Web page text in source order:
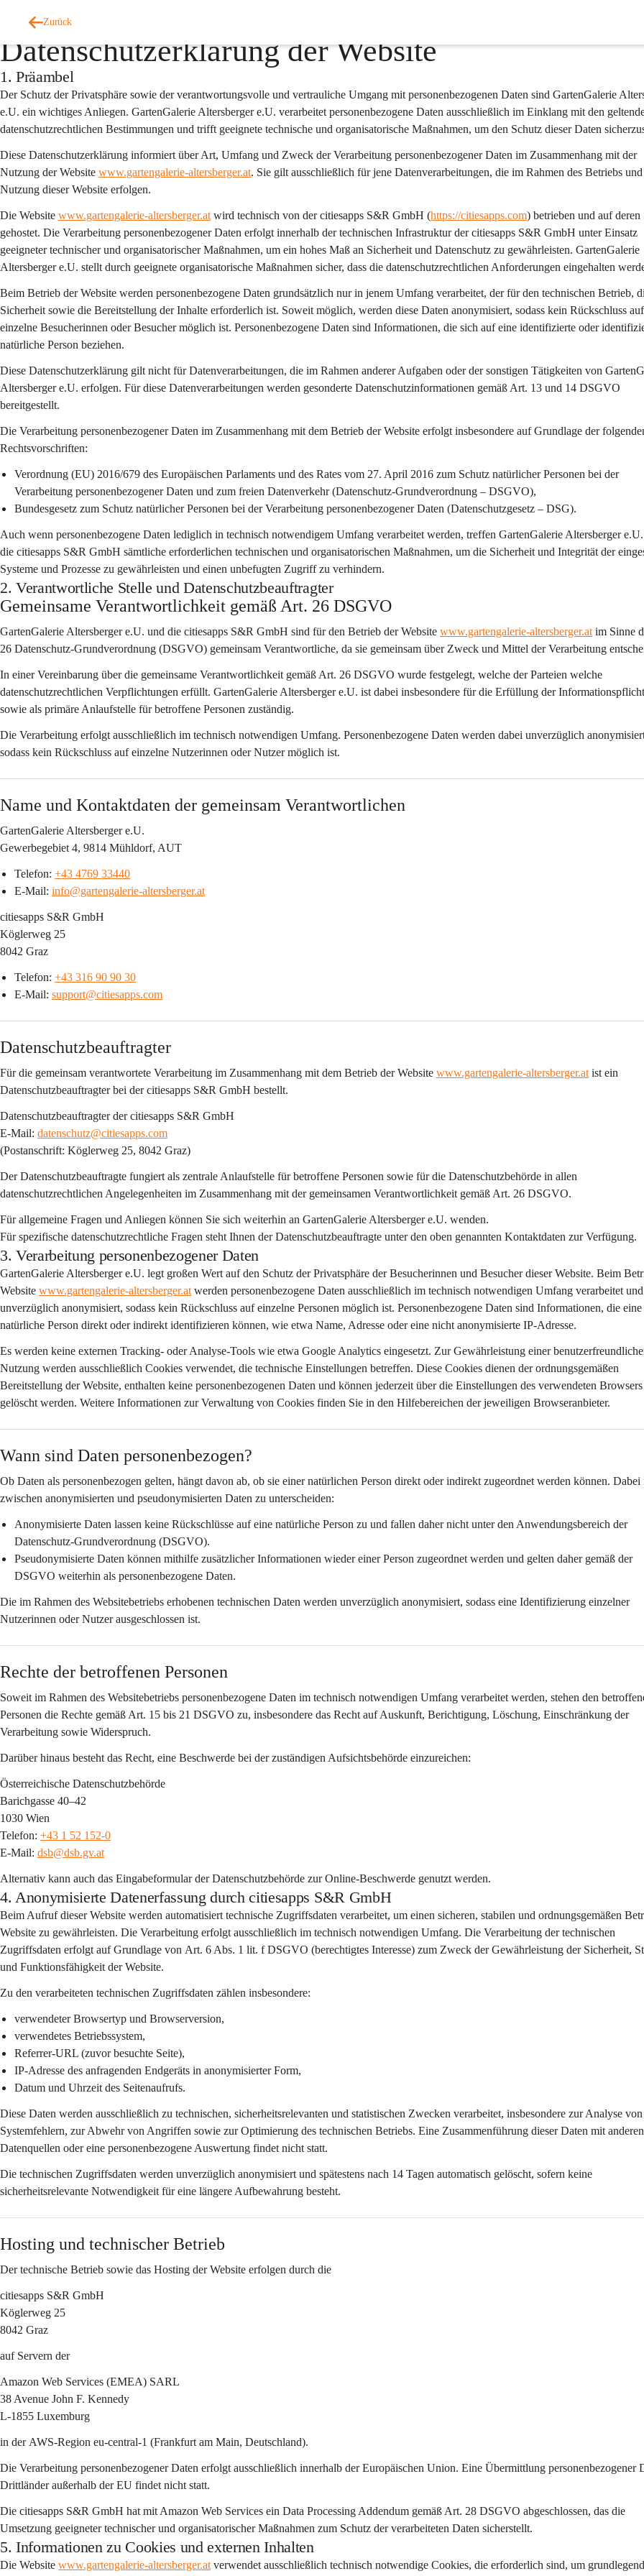
Zurück
Datenschutzerklärung der Website
1. Präambel
Der Schutz der Privatsphäre sowie der verantwortungsvolle und vertrauliche Umgang mit personenbezogenen Daten sind GartenGalerie
e.U. ein wichtiges Anliegen. GartenGalerie Altersberger e.U. verarbeitet personenbezogene Daten ausschließlich im Einklang mit den
datenschutzrechtlichen Bestimmungen und trifft geeignete technische und organisatorische Maßnahmen, um den Schutz dieser Daten
Diese Datenschutzerklärung informiert über Art, Umfang und Zweck der Verarbeitung personenbezogener Daten im Zusammenhang mit der
Nutzung der Website www.gartengalerie-altersberger.at. Sie gilt ausschließlich für jene Datenverarbeitungen, die im Rahmen des Betriebs
Nutzung dieser Website erfolgen.
Die Website www.gartengalerie-altersberger.at wird technisch von der citiesapps S&R GmbH (https://citiesapps.com) betrieben und auf deren
gehostet. Die Verarbeitung personenbezogener Daten erfolgt innerhalb der technischen Infrastruktur der citiesapps S&R GmbH unter Einsatz
geeigneter technischer und organisatorischer Maßnahmen, um ein hohes Maß an Sicherheit und Datenschutz zu gewährleisten. GartenGalerie
Altersberger e.U. stellt durch geeignete organisatorische Maßnahmen sicher, dass die datenschutzrechtlichen Anforderungen eingehalten
Beim Betrieb der Website werden personenbezogene Daten grundsätzlich nur in jenem Umfang verarbeitet, der für den technischen Betrieb,
Sicherheit sowie die Bereitstellung der Inhalte erforderlich ist. Soweit möglich, werden diese Daten anonymisiert, sodass kein Rückschluss auf
einzelne Besucherinnen oder Besucher möglich ist. Personenbezogene Daten sind Informationen, die sich auf eine identifizierte oder
natürliche Person beziehen.
Diese Datenschutzerklärung gilt nicht für Datenverarbeitungen, die im Rahmen anderer Aufgaben oder der sonstigen Tätigkeiten von
Altersberger e.U. erfolgen. Für diese Datenverarbeitungen werden gesonderte Datenschutzinformationen gemäß Art. 13 und 14 DSGVO
bereitgestellt.
Die Verarbeitung personenbezogener Daten im Zusammenhang mit dem Betrieb der Website erfolgt insbesondere auf Grundlage der
Rechtsvorschriften:
Verordnung (EU) 2016/679 des Europäischen Parlaments und des Rates vom 27. April 2016 zum Schutz natürlicher Personen bei der
Verarbeitung personenbezogener Daten und zum freien Datenverkehr (Datenschutz-Grundverordnung – DSGVO),
Bundesgesetz zum Schutz natürlicher Personen bei der Verarbeitung personenbezogener Daten (Datenschutzgesetz – DSG).
Auch wenn personenbezogene Daten lediglich in technisch notwendigem Umfang verarbeitet werden, treffen GartenGalerie Altersberger
die citiesapps S&R GmbH sämtliche erforderlichen technischen und organisatorischen Maßnahmen, um die Sicherheit und Integrität der
Systeme und Prozesse zu gewährleisten und einen unbefugten Zugriff zu verhindern.
2. Verantwortliche Stelle und Datenschutzbeauftragter
Gemeinsame Verantwortlichkeit gemäß Art. 26 DSGVO
GartenGalerie Altersberger e.U. und die citiesapps S&R GmbH sind für den Betrieb der Website www.gartengalerie-altersberger.at im Sinne
26 Datenschutz-Grundverordnung (DSGVO) gemeinsam Verantwortliche, da sie gemeinsam über Zweck und Mittel der Verarbeitung
In einer Vereinbarung über die gemeinsame Verantwortlichkeit gemäß Art. 26 DSGVO wurde festgelegt, welche der Parteien welche
datenschutzrechtlichen Verpflichtungen erfüllt. GartenGalerie Altersberger e.U. ist dabei insbesondere für die Erfüllung der
sowie als primäre Anlaufstelle für betroffene Personen zuständig.
Die Verarbeitung erfolgt ausschließlich im technisch notwendigen Umfang. Personenbezogene Daten werden dabei unverzüglich
sodass kein Rückschluss auf einzelne Nutzerinnen oder Nutzer möglich ist.
Name und Kontaktdaten der gemeinsam Verantwortlichen
GartenGalerie Altersberger e.U.
Gewerbegebiet 4, 9814 Mühldorf, AUT
Telefon: +43 4769 33440
E-Mail: info@gartengalerie-altersberger.at
citiesapps S&R GmbH
Köglerweg 25
8042 Graz
Telefon: +43 316 90 90 30
E-Mail: support@citiesapps.com
Datenschutzbeauftragter
Für die gemeinsam verantwortete Verarbeitung im Zusammenhang mit dem Betrieb der Website www.gartengalerie-altersberger.at ist ein
Datenschutzbeauftragter bei der citiesapps S&R GmbH bestellt.
Datenschutzbeauftragter der citiesapps S&R GmbH
E-Mail: datenschutz@citiesapps.com
(Postanschrift: Köglerweg 25, 8042 Graz)
Der Datenschutzbeauftragte fungiert als zentrale Anlaufstelle für betroffene Personen sowie für die Datenschutzbehörde in allen
datenschutzrechtlichen Angelegenheiten im Zusammenhang mit der gemeinsamen Verantwortlichkeit gemäß Art. 26 DSGVO.
Für allgemeine Fragen und Anliegen können Sie sich weiterhin an GartenGalerie Altersberger e.U. wenden.
Für spezifische datenschutzrechtliche Fragen steht Ihnen der Datenschutzbeauftragte unter den oben genannten Kontaktdaten zur Verfügung.
3. Verarbeitung personenbezogener Daten
GartenGalerie Altersberger e.U. legt großen Wert auf den Schutz der Privatsphäre der Besucherinnen und Besucher dieser Website. Beim
Website www.gartengalerie-altersberger.at werden personenbezogene Daten ausschließlich im technisch notwendigen Umfang verarbeitet und
unverzüglich anonymisiert, sodass kein Rückschluss auf einzelne Personen möglich ist. Personenbezogene Daten sind Informationen, die eine
natürliche Person direkt oder indirekt identifizieren können, wie etwa Name, Adresse oder eine nicht anonymisierte IP-Adresse.
Es werden keine externen Tracking- oder Analyse-Tools wie etwa Google Analytics eingesetzt. Zur Gewährleistung einer
Nutzung werden ausschließlich Cookies verwendet, die technische Einstellungen betreffen. Diese Cookies dienen der ordnungsgemäßen
Bereitstellung der Website, enthalten keine personenbezogenen Daten und können jederzeit über die Einstellungen des verwendeten Browsers
gelöscht werden. Weitere Informationen zur Verwaltung von Cookies finden Sie in den Hilfebereichen der jeweiligen Browseranbieter.
Wann sind Daten personenbezogen?
Ob Daten als personenbezogen gelten, hängt davon ab, ob sie einer natürlichen Person direkt oder indirekt zugeordnet werden können. Dabei
zwischen anonymisierten und pseudonymisierten Daten zu unterscheiden:
Anonymisierte Daten lassen keine Rückschlüsse auf eine natürliche Person zu und fallen daher nicht unter den Anwendungsbereich der
Datenschutz-Grundverordnung (DSGVO).
Pseudonymisierte Daten können mithilfe zusätzlicher Informationen wieder einer Person zugeordnet werden und gelten daher gemäß der
DSGVO weiterhin als personenbezogene Daten.
Die im Rahmen des Websitebetriebs erhobenen technischen Daten werden unverzüglich anonymisiert, sodass eine Identifizierung einzelner
Nutzerinnen oder Nutzer ausgeschlossen ist.
Rechte der betroffenen Personen
Soweit im Rahmen des Websitebetriebs personenbezogene Daten im technisch notwendigen Umfang verarbeitet werden, stehen den
Personen die Rechte gemäß Art. 15 bis 21 DSGVO zu, insbesondere das Recht auf Auskunft, Berichtigung, Löschung, Einschränkung der
Verarbeitung sowie Widerspruch.
Darüber hinaus besteht das Recht, eine Beschwerde bei der zuständigen Aufsichtsbehörde einzureichen:
Österreichische Datenschutzbehörde
Barichgasse 40–42
1030 Wien
Telefon: +43 1 52 152-0
E-Mail: dsb@dsb.gv.at
Alternativ kann auch das Eingabeformular der Datenschutzbehörde zur Online-Beschwerde genutzt werden.
4. Anonymisierte Datenerfassung durch citiesapps S&R GmbH
Beim Aufruf dieser Website werden automatisiert technische Zugriffsdaten verarbeitet, um einen sicheren, stabilen und ordnungsgemäßen
Website zu gewährleisten. Die Verarbeitung erfolgt ausschließlich im technisch notwendigen Umfang. Die Verarbeitung der technischen
Zugriffsdaten erfolgt auf Grundlage von Art. 6 Abs. 1 lit. f DSGVO (berechtigtes Interesse) zum Zweck der Gewährleistung der Sicherheit,
und Funktionsfähigkeit der Website.
Zu den verarbeiteten technischen Zugriffsdaten zählen insbesondere:
verwendeter Browsertyp und Browserversion,
verwendetes Betriebssystem,
Referrer-URL (zuvor besuchte Seite),
IP-Adresse des anfragenden Endgeräts in anonymisierter Form,
Datum und Uhrzeit des Seitenaufrufs.
Diese Daten werden ausschließlich zu technischen, sicherheitsrelevanten und statistischen Zwecken verarbeitet, insbesondere zur Analyse von
Systemfehlern, zur Abwehr von Angriffen sowie zur Optimierung des technischen Betriebs. Eine Zusammenführung dieser Daten mit anderen
Datenquellen oder eine personenbezogene Auswertung findet nicht statt.
Die technischen Zugriffsdaten werden unverzüglich anonymisiert und spätestens nach 14 Tagen automatisch gelöscht, sofern keine
sicherheitsrelevante Notwendigkeit für eine längere Aufbewahrung besteht.
Hosting und technischer Betrieb
Der technische Betrieb sowie das Hosting der Website erfolgen durch die
citiesapps S&R GmbH
Köglerweg 25
8042 Graz
auf Servern der
Amazon Web Services (EMEA) SARL
38 Avenue John F. Kennedy
L-1855 Luxemburg
in der AWS-Region eu-central-1 (Frankfurt am Main, Deutschland).
Die Verarbeitung personenbezogener Daten erfolgt ausschließlich innerhalb der Europäischen Union. Eine Übermittlung personenbezogener
Drittländer außerhalb der EU findet nicht statt.
Die citiesapps S&R GmbH hat mit Amazon Web Services ein Data Processing Addendum gemäß Art. 28 DSGVO abgeschlossen, das die
Umsetzung geeigneter technischer und organisatorischer Maßnahmen zum Schutz der verarbeiteten Daten sicherstellt.
5. Informationen zu Cookies und externen Inhalten
Die Website www.gartengalerie-altersberger.at verwendet ausschließlich technisch notwendige Cookies, die erforderlich sind, um